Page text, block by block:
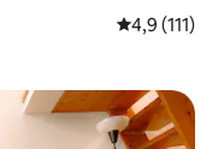
Средна
4,9 (111)